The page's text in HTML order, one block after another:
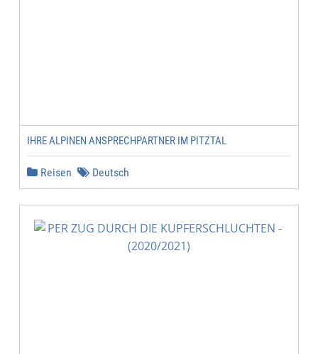
IHRE ALPINEN ANSPRECHPARTNER IM PITZTAL
Reisen Deutsch